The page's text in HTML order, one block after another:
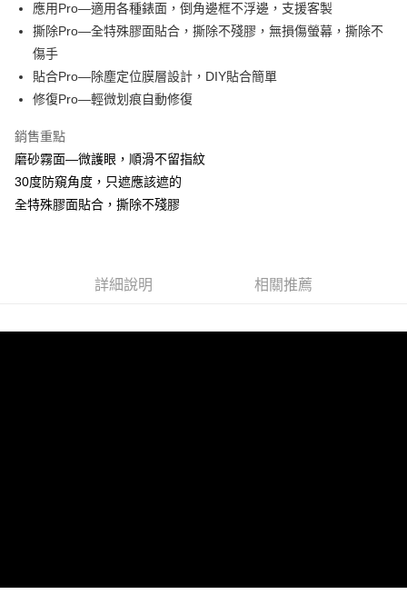
運送方式
每筆NT$60，滿NT$390(含以上)免運費
宅配
每筆NT$55，滿NT$390(含以上)免運費
應用Pro—適用各種錶面，倒角邊框不浮邊，支援客製
撕除Pro—全特殊膠面貼合，撕除不殘膠，無損傷螢幕，撕除不
傷手
貼合Pro—除塵定位膜層設計，DIY貼合簡單
修復Pro—輕微划痕自動修復
銷售重點
磨砂霧面—微護眼，順滑不留指紋
30度防窺角度，只遮應該遮的
全特殊膠面貼合，撕除不殘膠
詳細說明 相關推薦